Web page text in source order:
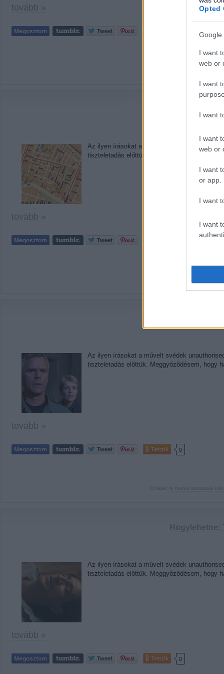
Opted
Google
I want
web or
I want
I want
I want
web or
I want
or app.
I want
I want
tovább »
Az ilyen írásokat a művelt svédek
tiszteletadás előttük. Meggyőződésem, hogy
tovább »
Az ilyen írásokat a művelt svédek
tiszteletadás előttük. Meggyőződésem, hogy
tovább »
Tetszik 0
sorozatok
Hogylehetne:
Az ilyen írásokat a művelt svédek
tiszteletadás előttük. Meggyőződésem, hogy
tovább »
Tetszik 0